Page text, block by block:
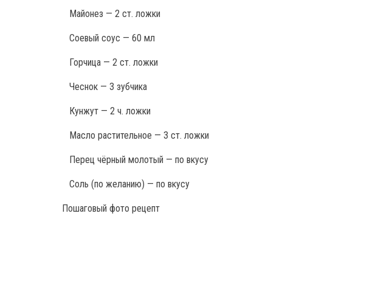
Майонез — 2 ст. ложки
Соевый соус — 60 мл
Горчица — 2 ст. ложки
Чеснок — 3 зубчика
Кунжут — 2 ч. ложки
Масло растительное — 3 ст. ложки
Перец чёрный молотый — по вкусу
Соль (по желанию) — по вкусу
Пошаговый фото рецепт